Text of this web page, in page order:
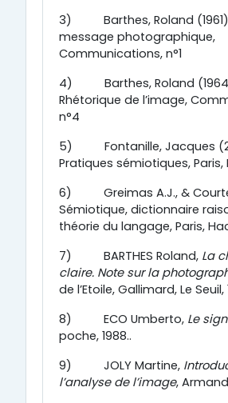
3) Barthes, Roland
message photographique,
Communications, n°1
4) Barthes, Roland
Rhétorique de l’image,
n°4
5) Fontanille, Jacques
Pratiques sémiotiques, Paris,
6) Greimas A.J., &
Sémiotique, dictionnaire
théorie du langage, Paris,
7) BARTHES Roland, La
claire. Note sur la
de l’Etoile, Gallimard, Le Seuil,
8) ECO Umberto, Le
poche, 1988..
9) JOLY Martine,
l’analyse de l’image,